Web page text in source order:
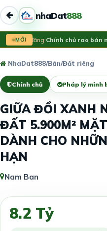
nhaDat888
MỚI
Vừa đăng:Chính chủ rao bán
NhaDat888/Bán/Đất riêng
Chính chủ Pháp lý minh
GIỮA ĐỒI XANH
ĐẤT 5.900M²
DÀNH CHO
HẠN
Nam Ban
8.2 Tỷ